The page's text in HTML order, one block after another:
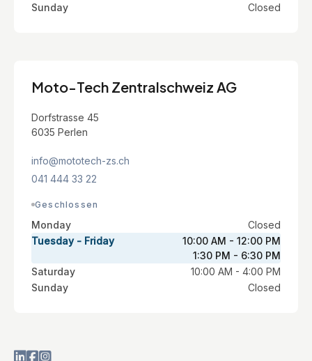
Sunday
Closed
Moto-Tech Zentralschweiz AG
Dorfstrasse 45
6035 Perlen
info@mototech-zs.ch
041 444 33 22
Geschlossen
Monday
Closed
Tuesday - Friday
10:00 AM - 12:00 PM
1:30 PM - 6:30 PM
Saturday
10:00 AM - 4:00 PM
Sunday
Closed